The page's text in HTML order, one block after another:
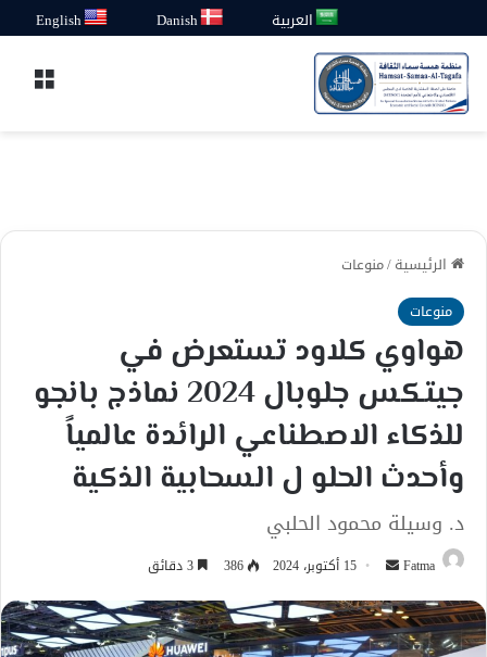
العربية Danish
English
الرئيسية/منوعات
منوعات
هواوي كلاود تستعرض في
جيتكس جلوبال 2024 نماذج بانجو
للذكاء الاصطناعي الرائدة عالمياً
وأحدث الحلو ل السحابية الذكية
د. وسيلة محمود الحلبي
Fatma
أرسل
إلكترونيا
15 أكتوبر، 2024 386